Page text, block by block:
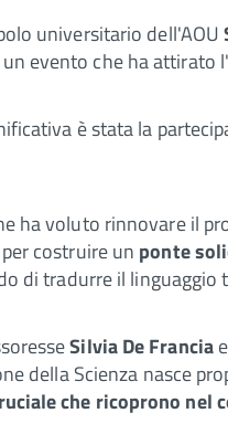
universitario dell'AOU
un evento che ha attirato
è stata la
ha voluto rinnovare il
costruire un ponte
di tradurre il
Silvia De Francia
della Scienza nasce
che ricoprono nel